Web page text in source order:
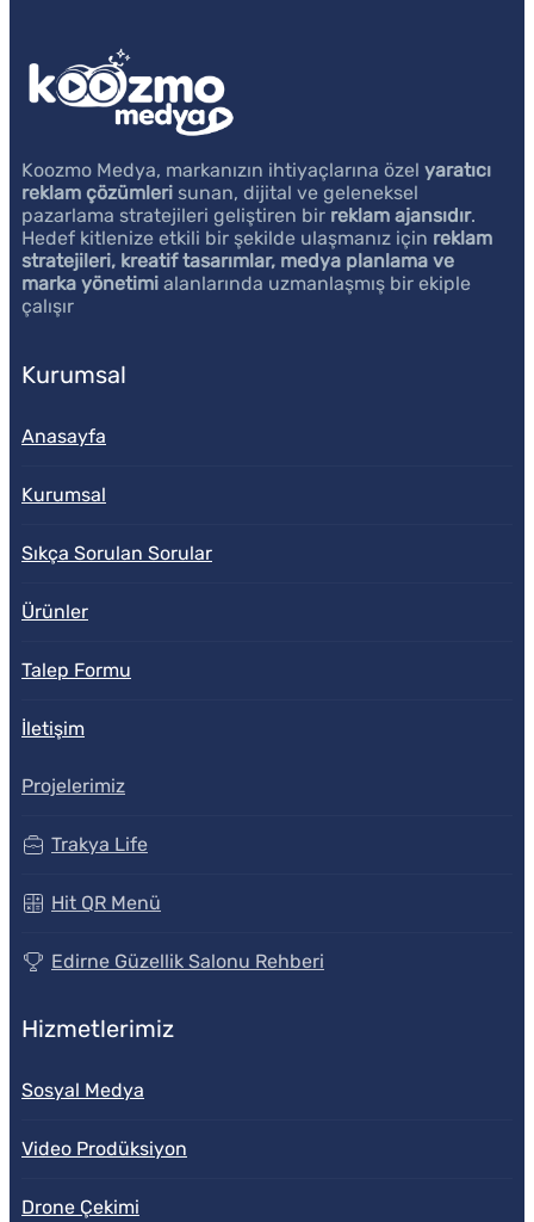
Koozmo Medya, markanızın ihtiyaçlarına özel yaratıcı
reklam çözümleri sunan, dijital ve geleneksel
pazarlama stratejileri geliştiren bir reklam ajansıdır.
Hedef kitlenize etkili bir şekilde ulaşmanız için reklam
stratejileri, kreatif tasarımlar, medya planlama ve
marka yönetimi alanlarında uzmanlaşmış bir ekiple
çalışır
Kurumsal
Anasayfa
Kurumsal
Sıkça Sorulan Sorular
Ürünler
Talep Formu
İletişim
Projelerimiz
Trakya Life
Hit QR Menü
Edirne Güzellik Salonu Rehberi
Hizmetlerimiz
Sosyal Medya
Video Prodüksiyon
Drone Çekimi